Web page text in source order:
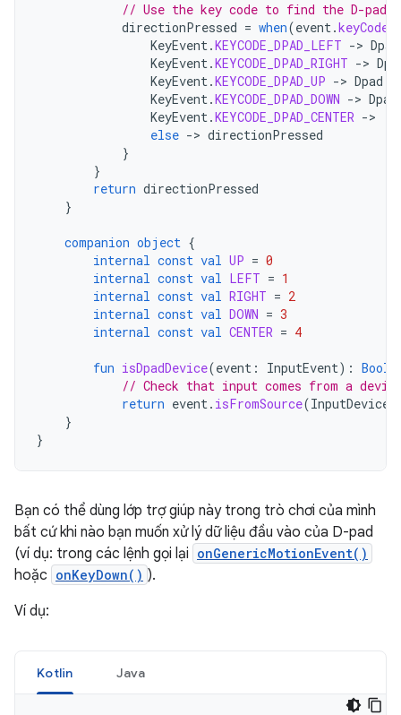
// Use the key code to find the D-pad
directionPressed = when(event.keyCode
KeyEvent.KEYCODE_DPAD_LEFT -> Dpad
KeyEvent.KEYCODE_DPAD_RIGHT ->
KeyEvent.KEYCODE_DPAD_UP -> Dpad
KeyEvent.KEYCODE_DPAD_DOWN -> Dpad
KeyEvent.KEYCODE_DPAD_CENTER ->
else -> directionPressed
}
}
return directionPressed
}
companion object {
internal const val UP = 0
internal const val LEFT = 1
internal const val RIGHT = 2
internal const val DOWN = 3
internal const val CENTER = 4
fun isDpadDevice(event : InputEvent):
// Check that input comes from a
return event. isFromSource(InputDevice
}
}
Bạn có thể dùng lớp trợ giúp này trong trò chơi của mình
bất cứ khi nào bạn muốn xử lý dữ liệu đầu vào của D-pad
(ví dụ: trong các lệnh gọi lại onGenericMotionEvent()
hoặc onKeyDown() ).
Ví dụ:
Kotlin Java